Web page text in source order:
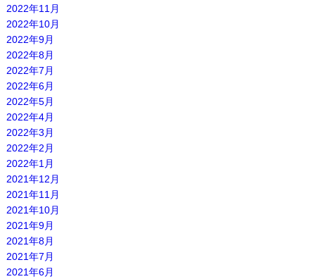
2022年11月
2022年10月
2022年9月
2022年8月
2022年7月
2022年6月
2022年5月
2022年4月
2022年3月
2022年2月
2022年1月
2021年12月
2021年11月
2021年10月
2021年9月
2021年8月
2021年7月
2021年6月